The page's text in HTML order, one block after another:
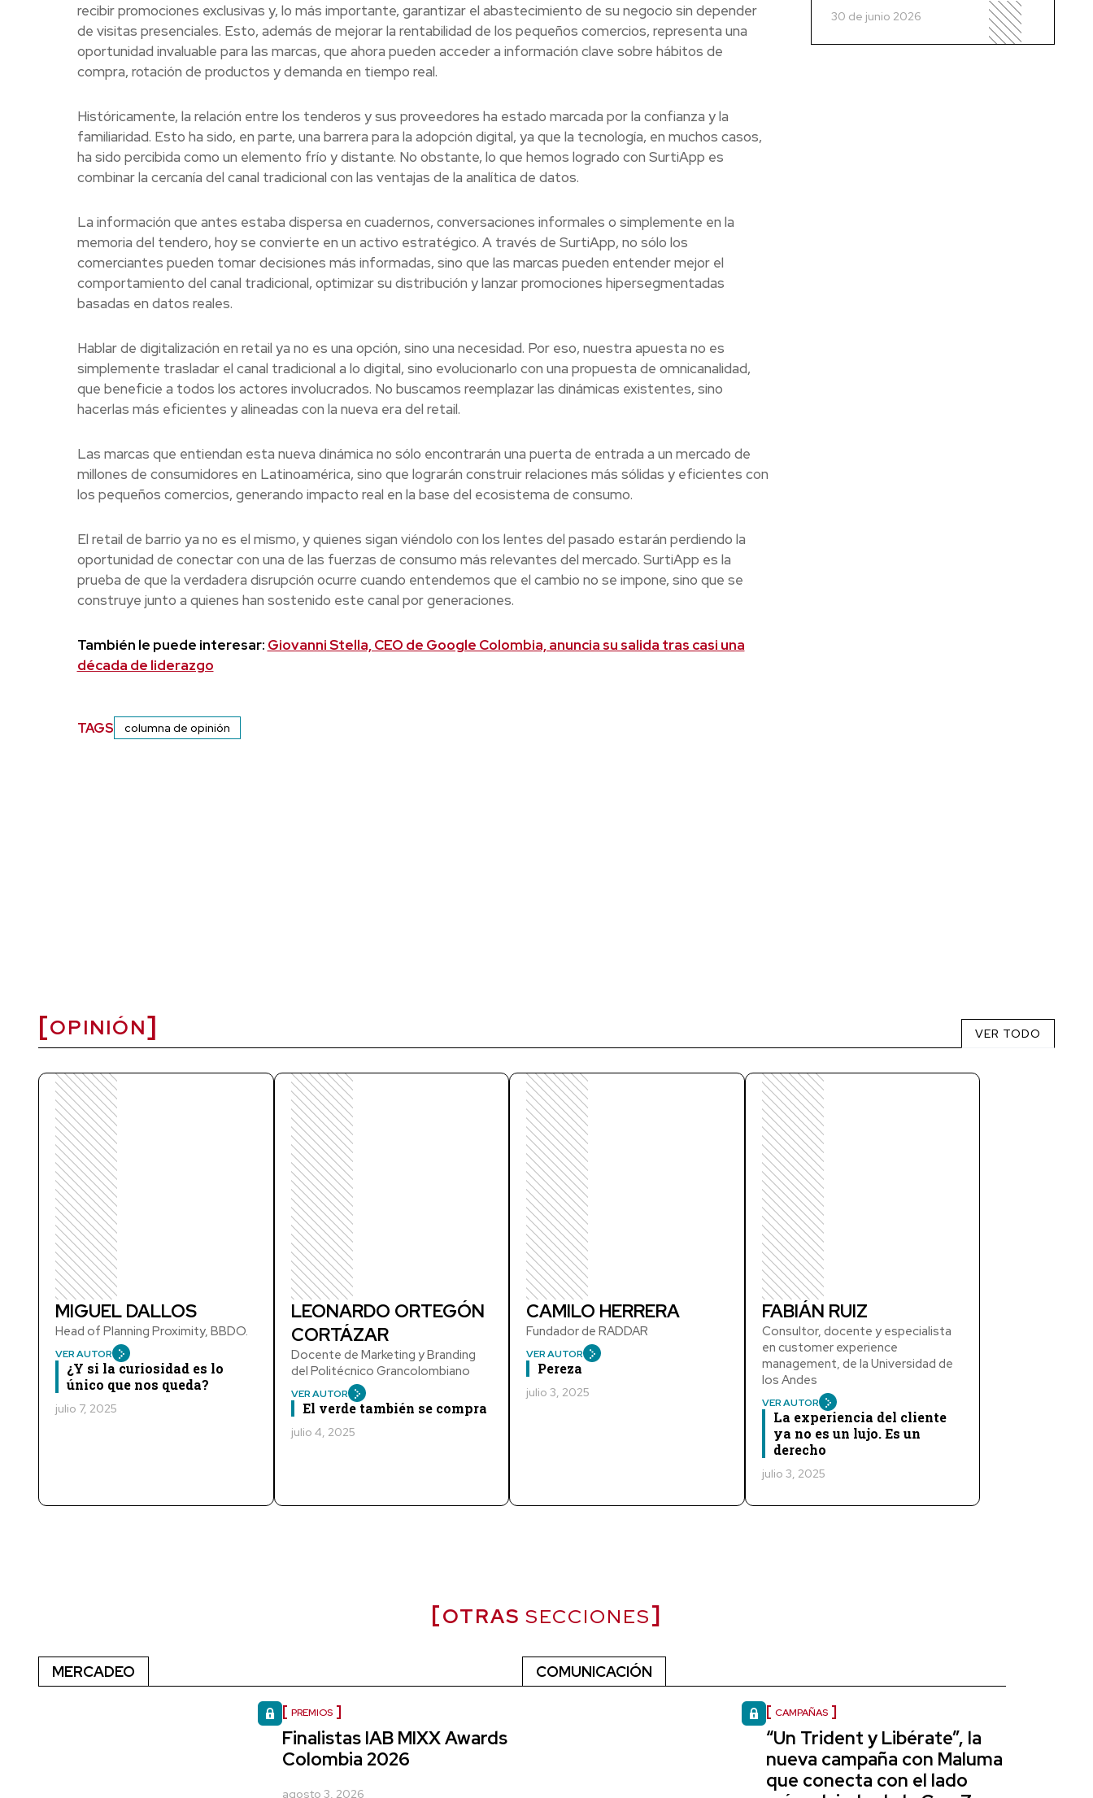
recibir promociones exclusivas y, lo más importante, garantizar el abastecimiento de su negocio sin depender
de visitas presenciales. Esto, además de mejorar la rentabilidad de los pequeños comercios, representa una
oportunidad invaluable para las marcas, que ahora pueden acceder a información clave sobre hábitos de
compra, rotación de productos y demanda en tiempo real.
Históricamente, la relación entre los tenderos y sus proveedores ha estado marcada por la confianza y la
familiaridad. Esto ha sido, en parte, una barrera para la adopción digital, ya que la tecnología, en muchos casos,
ha sido percibida como un elemento frío y distante. No obstante, lo que hemos logrado con SurtiApp es
combinar la cercanía del canal tradicional con las ventajas de la analítica de datos.
La información que antes estaba dispersa en cuadernos, conversaciones informales o simplemente en la
memoria del tendero, hoy se convierte en un activo estratégico. A través de SurtiApp, no sólo los
comerciantes pueden tomar decisiones más informadas, sino que las marcas pueden entender mejor el
comportamiento del canal tradicional, optimizar su distribución y lanzar promociones hipersegmentadas
basadas en datos reales.
Hablar de digitalización en retail ya no es una opción, sino una necesidad. Por eso, nuestra apuesta no es
simplemente trasladar el canal tradicional a lo digital, sino evolucionarlo con una propuesta de omnicanalidad,
que beneficie a todos los actores involucrados. No buscamos reemplazar las dinámicas existentes, sino
hacerlas más eficientes y alineadas con la nueva era del retail.
Las marcas que entiendan esta nueva dinámica no sólo encontrarán una puerta de entrada a un mercado de
millones de consumidores en Latinoamérica, sino que lograrán construir relaciones más sólidas y eficientes con
los pequeños comercios, generando impacto real en la base del ecosistema de consumo.
El retail de barrio ya no es el mismo, y quienes sigan viéndolo con los lentes del pasado estarán perdiendo la
oportunidad de conectar con una de las fuerzas de consumo más relevantes del mercado. SurtiApp es la
prueba de que la verdadera disrupción ocurre cuando entendemos que el cambio no se impone, sino que se
construye junto a quienes han sostenido este canal por generaciones.
También le puede interesar: Giovanni Stella, CEO de Google Colombia, anuncia su salida tras casi una
década de liderazgo
TAGS columna de opinión
30 de junio 2026
OPINIÓN VER TODO
MIGUEL DALLOS
Head of Planning Proximity, BBDO.
VER AUTOR
¿Y si la curiosidad es lo
único que nos queda?
julio 7, 2025
LEONARDO ORTEGÓN
CORTÁZAR
Docente de Marketing y Branding
del Politécnico Grancolombiano
VER AUTOR
El verde también se compra
julio 4, 2025
CAMILO HERRERA
Fundador de RADDAR
VER AUTOR
Pereza
julio 3, 2025
FABIÁN RUIZ
Consultor, docente y especialista
en customer experience
management, de la Universidad de
los Andes
VER AUTOR
La experiencia del cliente
ya no es un lujo. Es un
derecho
julio 3, 2025
OTRAS SECCIONES
MERCADEO
PREMIOS
Finalistas IAB MIXX Awards
Colombia 2026
agosto 3, 2026
COMUNICACIÓN
CAMPAÑAS
“Un Trident y Libérate”, la
nueva campaña con Maluma
que conecta con el lado